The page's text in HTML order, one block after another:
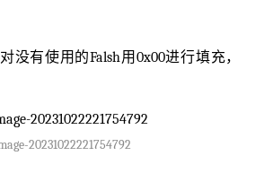
没有使用的Falsh用0x00进行填充，
20231022221754792